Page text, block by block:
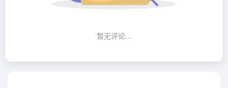
暂无评论...